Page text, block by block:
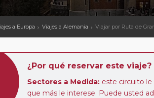
a Europa Viajes a Alemania Viajar por Ruta de
¿Por qué reservar este viaje?
Sectores a Medida: este circuito le
que más le interese. Puede usted